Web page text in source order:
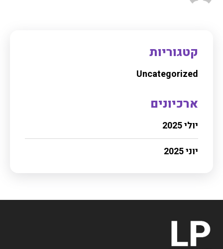
קטגוריות
Uncategorized
ארכיונים
יולי 2025
יוני 2025